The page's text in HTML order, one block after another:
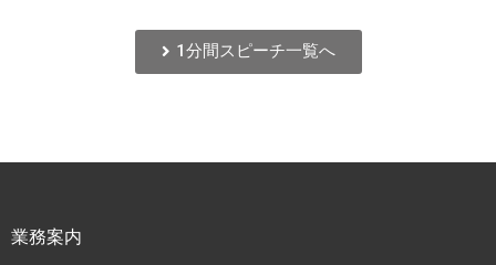
1分間スピーチ一覧へ
業務案内